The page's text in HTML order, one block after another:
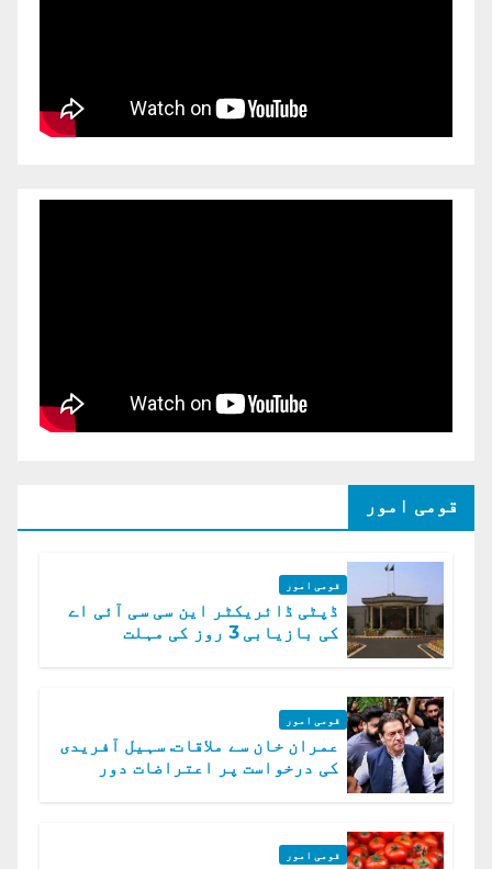
قومی امور
قومی امور
ڈپٹی ڈائریکٹر این سی سی آئی اے
کی بازیابی 3 روز کی مہلت
قومی امور
عمران خان سے ملاقات. سہیل آفریدی
کی درخواست پر اعتراضات دور
قومی امور